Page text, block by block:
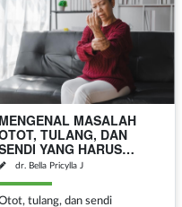
oleh berba...
MENGENAL MASALAH
TULANG, DAN
YANG HARUS
dr. Bella Pricylla J
tulang, dan sendi